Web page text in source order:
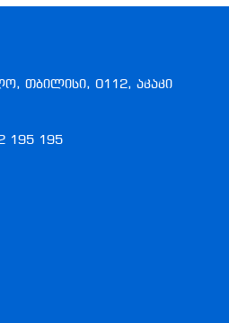
თბილისი, 0112, აკაკი
195 195